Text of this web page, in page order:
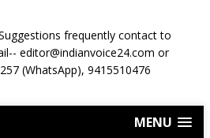
frequently contact to
editor@indianvoice24.com or
(WhatsApp), 9415510476
MENU